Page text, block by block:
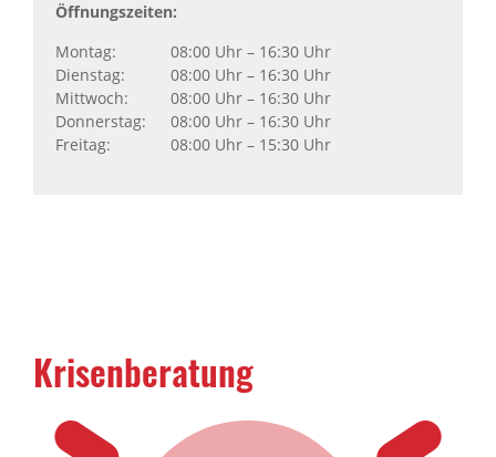
Öffnungszeiten:
Montag:
08:00 Uhr – 16:30 Uhr
Dienstag:
08:00 Uhr – 16:30 Uhr
Mittwoch:
08:00 Uhr – 16:30 Uhr
Donnerstag:
08:00 Uhr – 16:30 Uhr
Freitag:
08:00 Uhr – 15:30 Uhr
Krisenberatung